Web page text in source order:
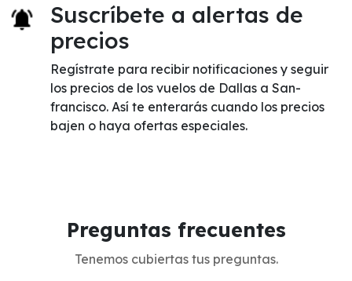
Suscríbete a alertas de
precios
Regístrate para recibir notificaciones y seguir
los precios de los vuelos de Dallas a San-
francisco. Así te enterarás cuando los precios
bajen o haya ofertas especiales.
Preguntas frecuentes
Tenemos cubiertas tus preguntas.